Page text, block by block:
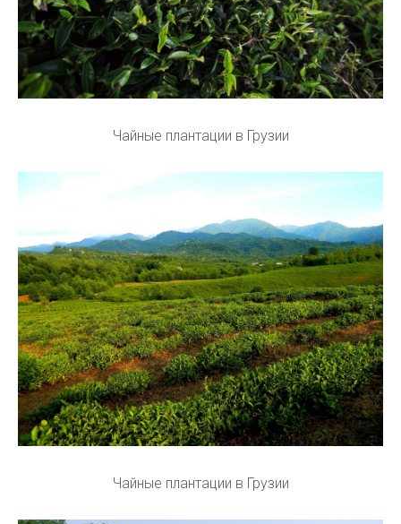
Чайные плантации в Грузии
Чайные плантации в Грузии